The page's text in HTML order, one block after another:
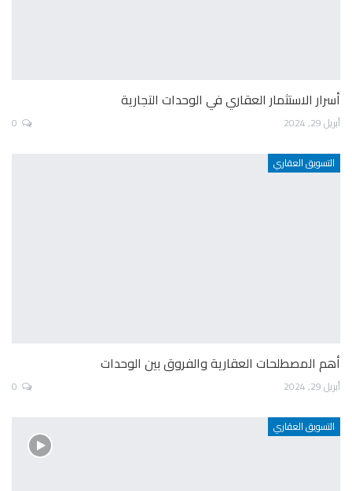
أسرار الاستثمار العقاري في الوحدات التجارية
أبريل 29, 2024
التسويق العقاري
أهم المصطلحات العقارية والفروق بين الوحدات
أبريل 29, 2024
التسويق العقاري